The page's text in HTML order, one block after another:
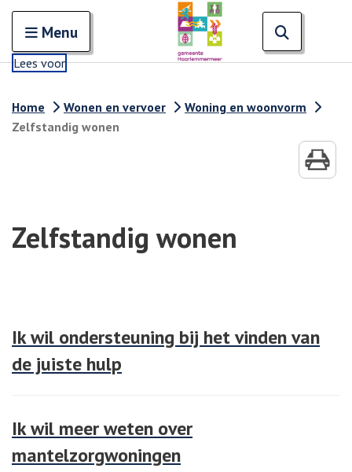
Open en sluit het
Menu
Lees voor
Home Wonen en vervoer
Woning en woonvorm
Zelfstandig wonen
Zelfstandig wonen
Ik wil ondersteuning bij het vinden van
de juiste hulp
Ik wil meer weten over
mantelzorgwoningen